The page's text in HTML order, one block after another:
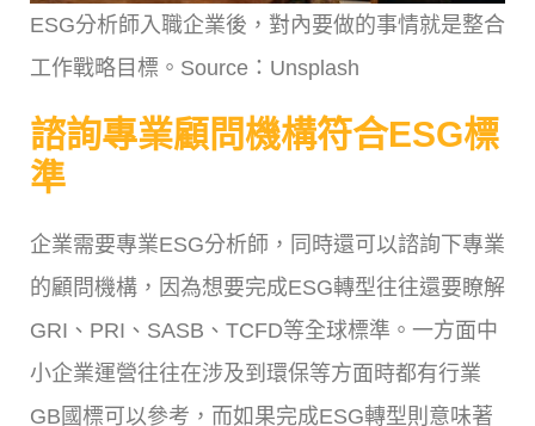
ESG分析師入職企業後，對內要做的事情就是整合
工作戰略目標。Source：Unsplash
諮詢專業顧問機構符合ESG標
準
企業需要專業ESG分析師，同時還可以諮詢下專業
的顧問機構，因為想要完成ESG轉型往往還要瞭解
GRI、PRI、SASB、TCFD等全球標準。一方面中
小企業運營往往在涉及到環保等方面時都有行業
GB國標可以參考，而如果完成ESG轉型則意味著